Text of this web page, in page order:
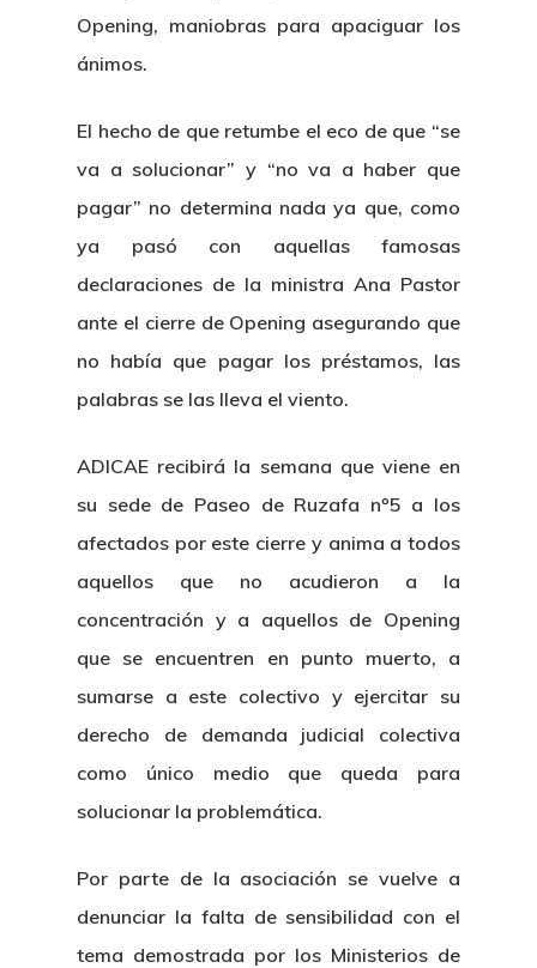
Opening, maniobras para apaciguar los
ánimos.
El hecho de que retumbe el eco de que “se
va a solucionar” y “no va a haber que
pagar” no determina nada ya que, como
ya pasó con aquellas famosas
declaraciones de la ministra Ana Pastor
ante el cierre de Opening asegurando que
no había que pagar los préstamos, las
palabras se las lleva el viento.
ADICAE recibirá la semana que viene en
su sede de Paseo de Ruzafa nº5 a los
afectados por este cierre y anima a todos
aquellos que no acudieron a la
concentración y a aquellos de Opening
que se encuentren en punto muerto, a
sumarse a este colectivo y ejercitar su
derecho de demanda judicial colectiva
como único medio que queda para
solucionar la problemática.
Por parte de la asociación se vuelve a
denunciar la falta de sensibilidad con el
tema demostrada por los Ministerios de
Noticias
Sentencias
Revista
Café Jurídico
Colabora
¿Quiénes